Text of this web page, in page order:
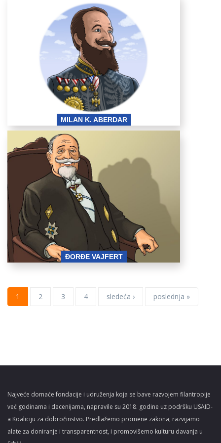
MILAN K. ABERDAR
vajfert.jpg
ĐORĐE VAJFERT
1 2 3 4 sledeća › poslednja »
Najveće domaće fondacije i udruženja koja se bave razvojem filantropije
već godinama i decenijama, napravile su 2018. godine uz podršku USAID-
a Koaliciju za dobročinstvo. Predlažemo promene zakona, razvijamo
alate za doniranje i transparentnost, i promovišemo kulturu davanja u